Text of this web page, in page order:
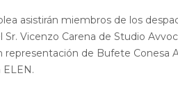
asistirán miembros de los
Sr. Vicenzo Carena de Studio
representación de Bufete Conesa
ELEN.